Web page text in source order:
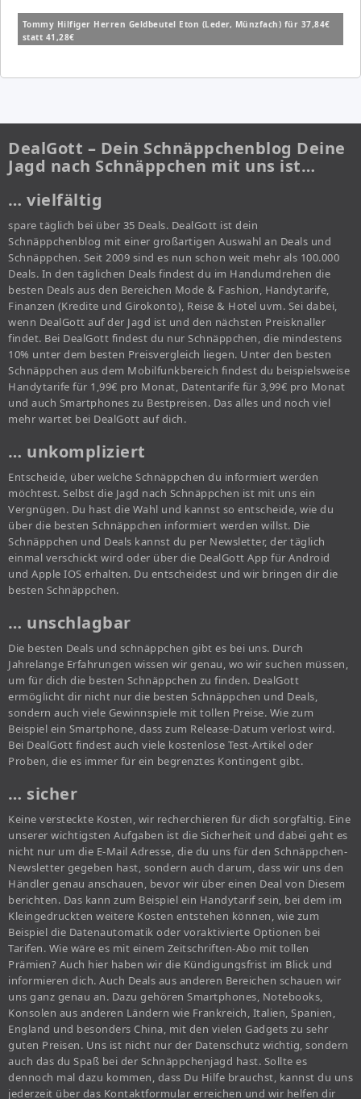
Tommy Hilfiger Herren Geldbeutel Eton (Leder, Münzfach) für 37,84€
statt 41,28€
DealGott – Dein Schnäppchenblog Deine
Jagd nach Schnäppchen mit uns ist…
… vielfältig
spare täglich bei über 35 Deals. DealGott ist dein
Schnäppchenblog mit einer großartigen Auswahl an Deals und
Schnäppchen. Seit 2009 sind es nun schon weit mehr als 100.000
Deals. In den täglichen Deals findest du im Handumdrehen die
besten Deals aus den Bereichen Mode & Fashion, Handytarife,
Finanzen (Kredite und Girokonto), Reise & Hotel uvm. Sei dabei,
wenn DealGott auf der Jagd ist und den nächsten Preisknaller
findet. Bei DealGott findest du nur Schnäppchen, die mindestens
10% unter dem besten Preisvergleich liegen. Unter den besten
Schnäppchen aus dem Mobilfunkbereich findest du beispielsweise
Handytarife für 1,99€ pro Monat, Datentarife für 3,99€ pro Monat
und auch Smartphones zu Bestpreisen. Das alles und noch viel
mehr wartet bei DealGott auf dich.
… unkompliziert
Entscheide, über welche Schnäppchen du informiert werden
möchtest. Selbst die Jagd nach Schnäppchen ist mit uns ein
Vergnügen. Du hast die Wahl und kannst so entscheide, wie du
über die besten Schnäppchen informiert werden willst. Die
Schnäppchen und Deals kannst du per Newsletter, der täglich
einmal verschickt wird oder über die DealGott App für Android
und Apple IOS erhalten. Du entscheidest und wir bringen dir die
besten Schnäppchen.
… unschlagbar
Die besten Deals und schnäppchen gibt es bei uns. Durch
Jahrelange Erfahrungen wissen wir genau, wo wir suchen müssen,
um für dich die besten Schnäppchen zu finden. DealGott
ermöglicht dir nicht nur die besten Schnäppchen und Deals,
sondern auch viele Gewinnspiele mit tollen Preise. Wie zum
Beispiel ein Smartphone, dass zum Release-Datum verlost wird.
Bei DealGott findest auch viele kostenlose Test-Artikel oder
Proben, die es immer für ein begrenztes Kontingent gibt.
… sicher
Keine versteckte Kosten, wir recherchieren für dich sorgfältig. Eine
unserer wichtigsten Aufgaben ist die Sicherheit und dabei geht es
nicht nur um die E-Mail Adresse, die du uns für den Schnäppchen-
Newsletter gegeben hast, sondern auch darum, dass wir uns den
Händler genau anschauen, bevor wir über einen Deal von Diesem
berichten. Das kann zum Beispiel ein Handytarif sein, bei dem im
Kleingedruckten weitere Kosten entstehen können, wie zum
Beispiel die Datenautomatik oder voraktivierte Optionen bei
Tarifen. Wie wäre es mit einem Zeitschriften-Abo mit tollen
Prämien? Auch hier haben wir die Kündigungsfrist im Blick und
informieren dich. Auch Deals aus anderen Bereichen schauen wir
uns ganz genau an. Dazu gehören Smartphones, Notebooks,
Konsolen aus anderen Ländern wie Frankreich, Italien, Spanien,
England und besonders China, mit den vielen Gadgets zu sehr
guten Preisen. Uns ist nicht nur der Datenschutz wichtig, sondern
auch das du Spaß bei der Schnäppchenjagd hast. Sollte es
dennoch mal dazu kommen, dass Du Hilfe brauchst, kannst du uns
jederzeit über das Kontaktformular erreichen und wir helfen dir